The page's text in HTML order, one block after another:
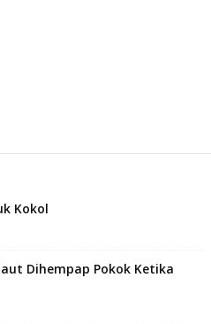
Kokol
Dihempap Pokok Ketika